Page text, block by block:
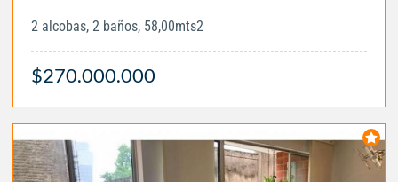
2 alcobas, 2 baños, 58,00mts2
$270.000.000